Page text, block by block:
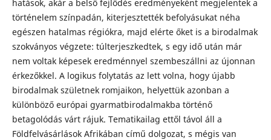
hatások, akár a belső fejlődés eredményeként megjelentek a
történelem színpadán, kiterjesztették befolyásukat néha
egészen hatalmas régiókra, majd elérte őket is a birodalmak
szokványos végzete: túlterjeszkedtek, s egy idő után már
nem voltak képesek eredménnyel szembeszállni az újonnan
érkezőkkel. A logikus folytatás az lett volna, hogy újabb
birodalmak születnek romjaikon, helyettük azonban a
különböző európai gyarmatbirodalmakba történő
betagolódás várt rájuk. Tematikailag ettől távol áll a
Földfelvásárlások Afrikában című dolgozat, s mégis van